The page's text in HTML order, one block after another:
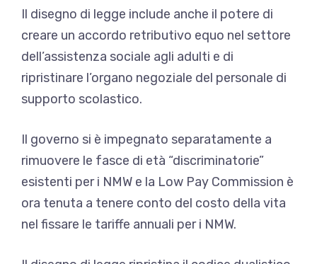
Il disegno di legge include anche il potere di
creare un accordo retributivo equo nel settore
dell’assistenza sociale agli adulti e di
ripristinare l’organo negoziale del personale di
supporto scolastico.
Il governo si è impegnato separatamente a
rimuovere le fasce di età “discriminatorie”
esistenti per i NMW e la Low Pay Commission è
ora tenuta a tenere conto del costo della vita
nel fissare le tariffe annuali per i NMW.